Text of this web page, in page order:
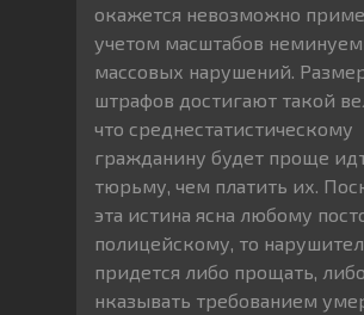
окажется невозможно
учетом масштабов
массовых нарушений.
штрафов достигают такой
что среднестатистическому
гражданину будет проще
тюрьму, чем платить их.
эта истина ясна любому
полицейскому, то
придется либо прощать, либо
нказывать требованием